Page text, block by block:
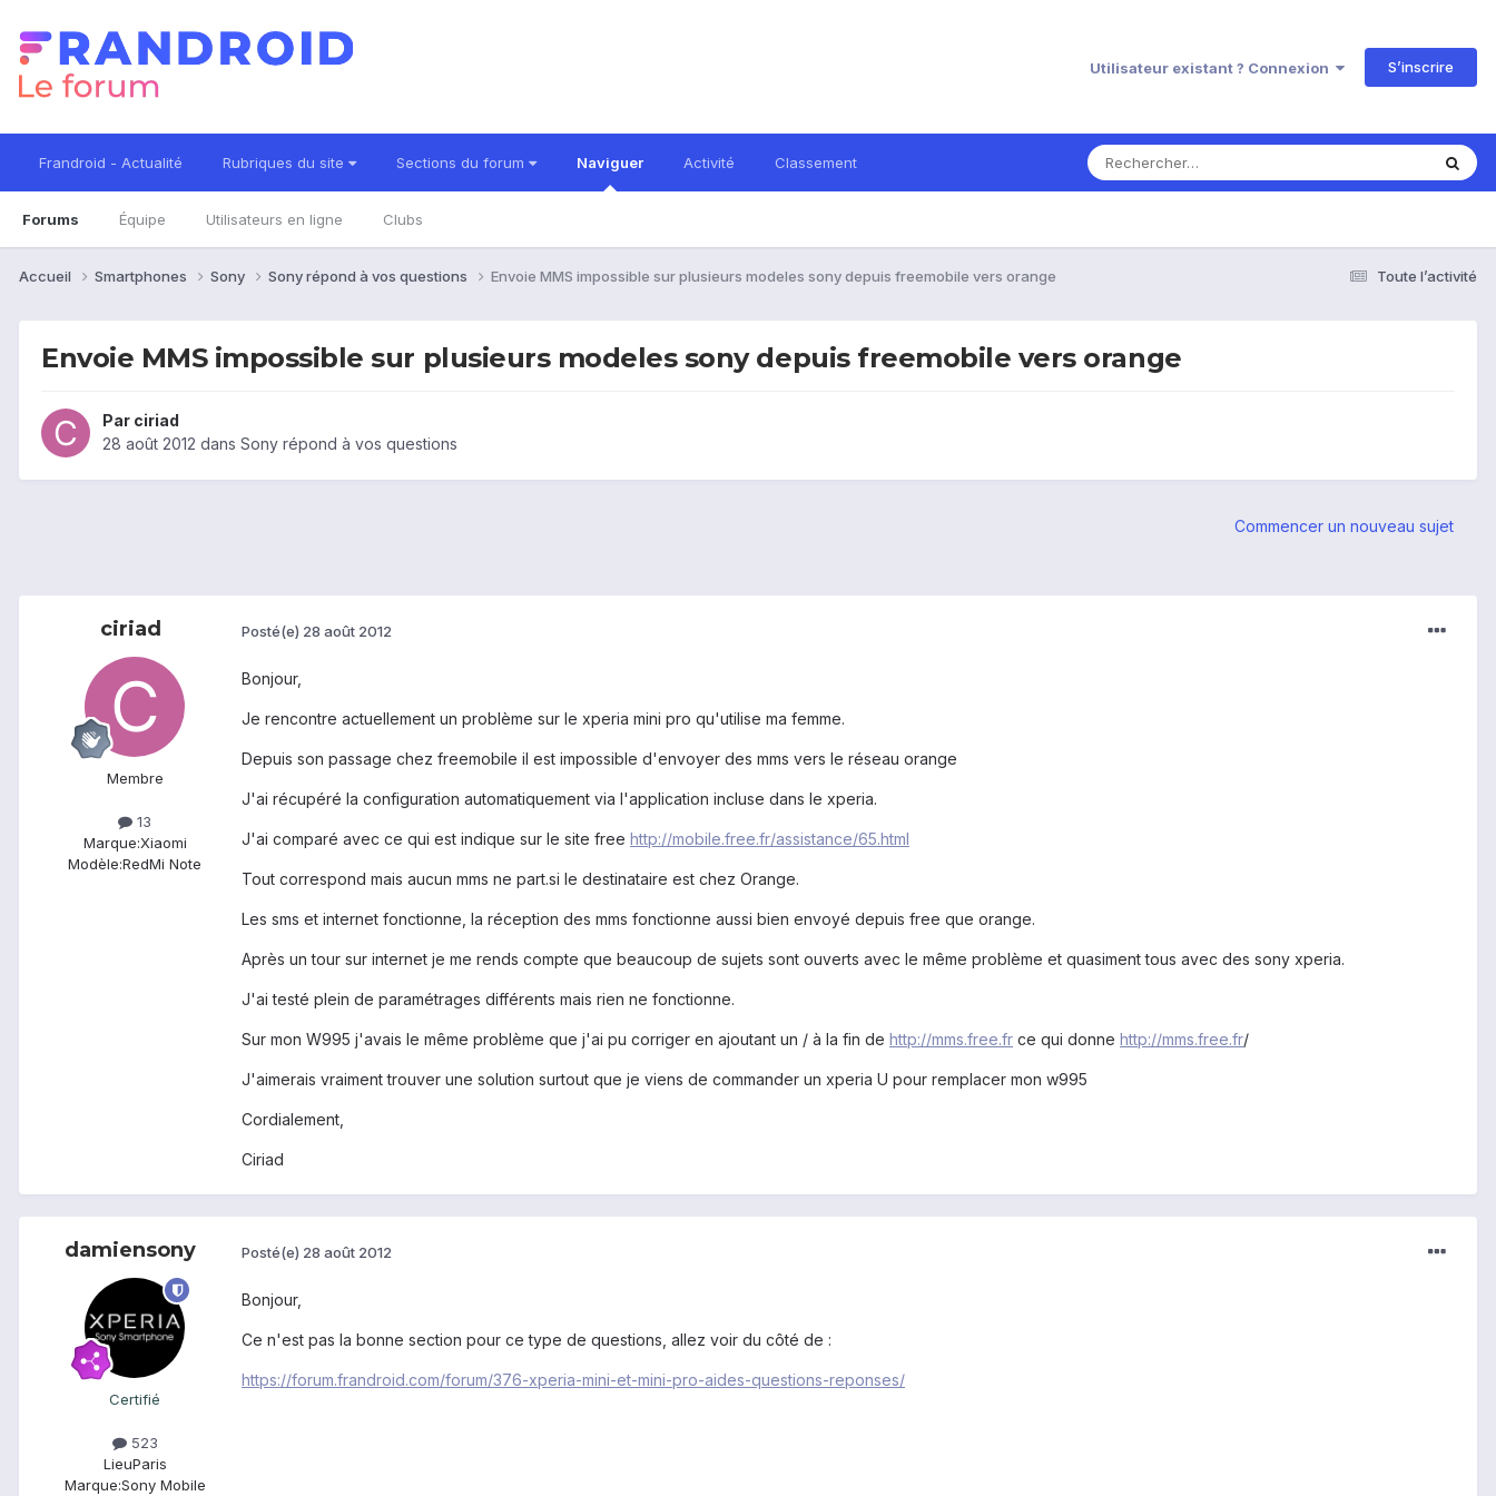
Utilisateur existant ? Connexion S’inscrire
Frandroid - Actualité Rubriques du site Sections du forum Naviguer
Forums Équipe Utilisateurs en ligne Clubs
Activité Classement
Toute l’activité
Accueil Smartphones Sony Sony répond à vos questions Envoie MMS impossible sur plusieurs modeles sony depuis freemobile vers orange
Envoie MMS impossible sur plusieurs modeles sony depuis freemobile vers orange
Par ciriad
28 août 2012 dans Sony répond à vos questions
Commencer un nouveau sujet
ciriad
Membre
13
Marque:Xiaomi
Modèle:RedMi Note
Posté(e) 28 août 2012
Bonjour,
Je rencontre actuellement un problème sur le xperia mini pro qu'utilise ma femme.
Depuis son passage chez freemobile il est impossible d'envoyer des mms vers le réseau orange
J'ai récupéré la configuration automatiquement via l'application incluse dans le xperia.
J'ai comparé avec ce qui est indique sur le site free http://mobile.free.fr/assistance/65.html
Tout correspond mais aucun mms ne part.si le destinataire est chez Orange.
Les sms et internet fonctionne, la réception des mms fonctionne aussi bien envoyé depuis free que orange.
Après un tour sur internet je me rends compte que beaucoup de sujets sont ouverts avec le même problème et quasiment tous avec des sony xperia.
J'ai testé plein de paramétrages différents mais rien ne fonctionne.
Sur mon W995 j'avais le même problème que j'ai pu corriger en ajoutant un / à la fin de http://mms.free.fr ce qui donne http://mms.free.fr/
J'aimerais vraiment trouver une solution surtout que je viens de commander un xperia U pour remplacer mon w995
Cordialement,
Ciriad
damiensony
Certifié
523
LieuParis
Marque:Sony Mobile
Posté(e) 28 août 2012
Bonjour,
Ce n'est pas la bonne section pour ce type de questions, allez voir du côté de :
https://forum.frandroid.com/forum/376-xperia-mini-et-mini-pro-aides-questions-reponses/